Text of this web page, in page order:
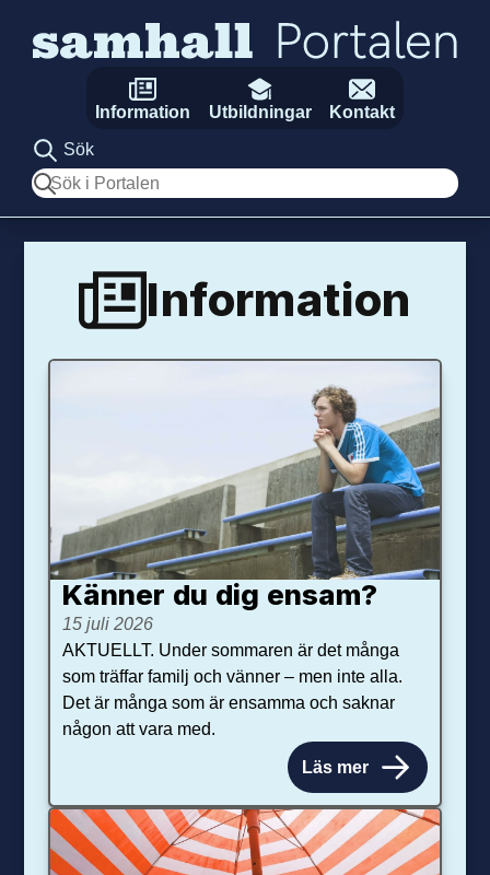
Information Utbildningar
Kontakt
Sök
Sök
Information
Känner du dig ensam?
15 juli 2026
AKTUELLT. Under sommaren är det många
som träffar familj och vänner – men inte alla.
Det är många som är ensamma och saknar
någon att vara med.
Läs mer